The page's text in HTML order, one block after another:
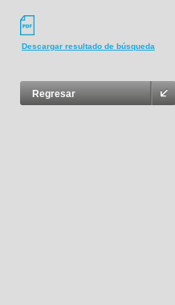
Descargar resultado de búsqueda
Regresar